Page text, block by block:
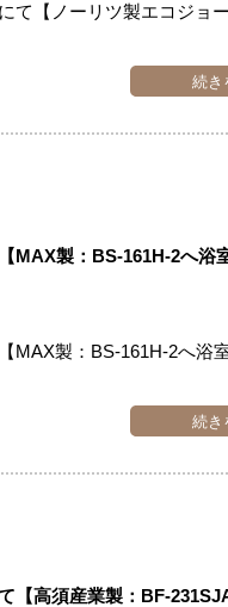
て【ノーリツ製エコジョ
続き
MAX製：BS-161H-2へ浴
MAX製：BS-161H-2へ浴
続き
【高須産業製：BF-